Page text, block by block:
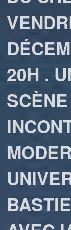
20H .